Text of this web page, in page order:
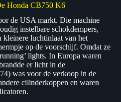
Honda CB750 K6
de USA markt. Die machine
instelbare schokdempers,
kleinere luchtinlaat van het
op de voorschijf. Omdat ze
lights. In Europa waren
er licht in de
was voor de verkoop in de
cilinderkoppen en waren